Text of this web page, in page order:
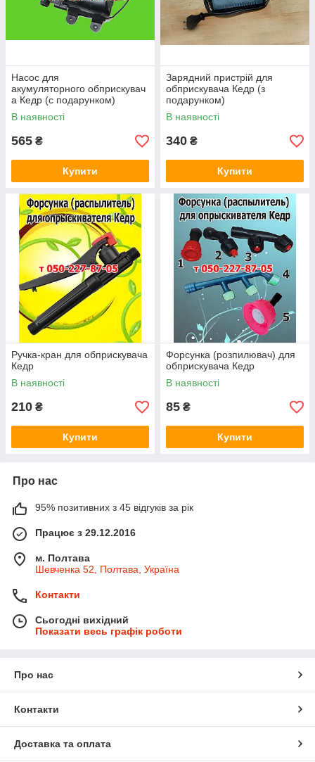
Насос для
акумуляторного обприскувач
а Кедр (c подарунком)
В наявності
565 ₴
Купити
Зарядний пристрій для
обприскувача Кедр (з
подарунком)
В наявності
340 ₴
Купити
Ручка-кран для обприскувача
Кедр
В наявності
210 ₴
Купити
Форсунка (розпилювач) для
обприскувача Кедр
В наявності
85 ₴
Купити
Про нас
95% позитивних з 45 відгуків за рік
Працює з 29.12.2016
м. Полтава
Шевченка 52, Полтава, Україна
Контакти
Сьогодні вихідний
Показати весь графік роботи
Про нас
Контакти
Доставка та оплата